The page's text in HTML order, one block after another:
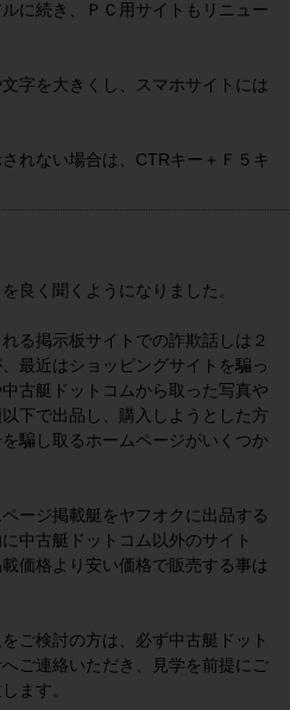
に続き、ＰＣ用サイトもリニュー
字を大きくし、スマホサイトには
れない場合は、CTRキー＋Ｆ５キ
良く聞くようになりました。
る掲示板サイトでの詐欺話しは２
最近はショッピングサイトを騙っ
古艇ドットコムから取った写真や
下で出品し、購入しようとした方
騙し取るホームページがいくつか
ージ掲載艇をヤフオクに出品する
中古艇ドットコム以外のサイト
価格より安い価格で販売する事は
ご検討の方は、必ず中古艇ドット
ご連絡いただき、見学を前提にご
ます。